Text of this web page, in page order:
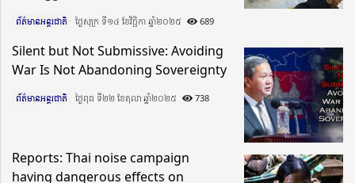
ព័ត៌មានអន្តរជាតិ ថ្ងៃសុក្រ ទី១៤ ខែវិច្ឆិកា ឆ្នាំ២០២៥​ 689
Silent but Not Submissive: Avoiding
War Is Not Abandoning Sovereignty
ព័ត៌មានអន្តរជាតិ ថ្ងៃពុធ ទី២២ ខែតុលា ឆ្នាំ២០២៥​ 738
Reports: Thai noise campaign
having dangerous effects on